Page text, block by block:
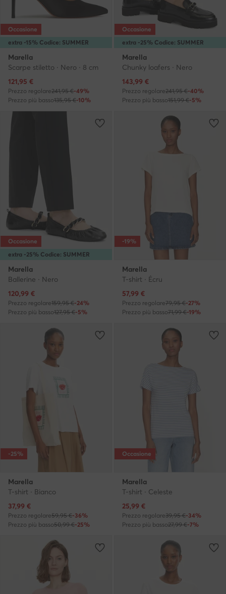
extra -15% Codice: SUMMER
Occasione
Marella
Scarpe stiletto · Nero · 8 cm
Prezzo attuale
121,95 €
Prezzo regolare241,95 €-49%
Prezzo più basso135,95 €-10%
extra -25% Codice: SUMMER
Occasione
Marella
Chunky loafers · Nero
Prezzo attuale
143,99 €
Prezzo regolare241,95 €-40%
Prezzo più basso151,99 €-5%
extra -25% Codice: SUMMER
Occasione
Marella
Ballerine · Nero
Prezzo attuale
120,99 €
Prezzo regolare159,95 €-24%
Prezzo più basso127,95 €-5%
-19%
Marella
T-shirt · Écru
Prezzo attuale
57,99 €
Prezzo regolare79,95 €-27%
Prezzo più basso71,99 €-19%
-25%
Marella
T-shirt · Bianco
Prezzo attuale
37,99 €
Prezzo regolare59,95 €-36%
Prezzo più basso50,99 €-25%
Occasione
Marella
T-shirt · Celeste
Prezzo attuale
25,99 €
Prezzo regolare39,95 €-34%
Prezzo più basso27,99 €-7%